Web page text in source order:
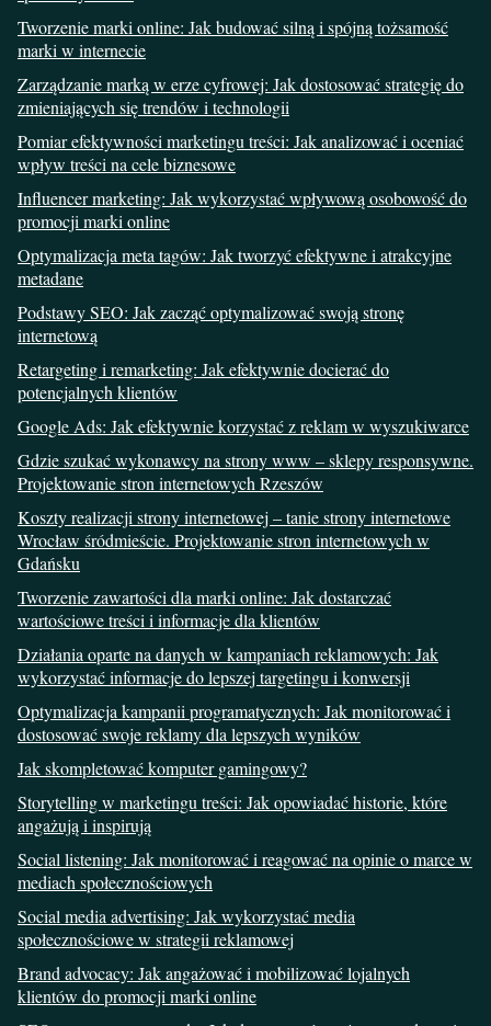
Tworzenie marki online: Jak budować silną i spójną tożsamość
marki w internecie
Zarządzanie marką w erze cyfrowej: Jak dostosować strategię do
zmieniających się trendów i technologii
Pomiar efektywności marketingu treści: Jak analizować i oceniać
wpływ treści na cele biznesowe
Influencer marketing: Jak wykorzystać wpływową osobowość do
promocji marki online
Optymalizacja meta tagów: Jak tworzyć efektywne i atrakcyjne
metadane
Podstawy SEO: Jak zacząć optymalizować swoją stronę
internetową
Retargeting i remarketing: Jak efektywnie docierać do
potencjalnych klientów
Google Ads: Jak efektywnie korzystać z reklam w wyszukiwarce
Gdzie szukać wykonawcy na strony www – sklepy responsywne.
Projektowanie stron internetowych Rzeszów
Koszty realizacji strony internetowej – tanie strony internetowe
Wrocław śródmieście. Projektowanie stron internetowych w
Gdańsku
Tworzenie zawartości dla marki online: Jak dostarczać
wartościowe treści i informacje dla klientów
Działania oparte na danych w kampaniach reklamowych: Jak
wykorzystać informacje do lepszej targetingu i konwersji
Optymalizacja kampanii programatycznych: Jak monitorować i
dostosować swoje reklamy dla lepszych wyników
Jak skompletować komputer gamingowy?
Storytelling w marketingu treści: Jak opowiadać historie, które
angażują i inspirują
Social listening: Jak monitorować i reagować na opinie o marce w
mediach społecznościowych
Social media advertising: Jak wykorzystać media
społecznościowe w strategii reklamowej
Brand advocacy: Jak angażować i mobilizować lojalnych
klientów do promocji marki online